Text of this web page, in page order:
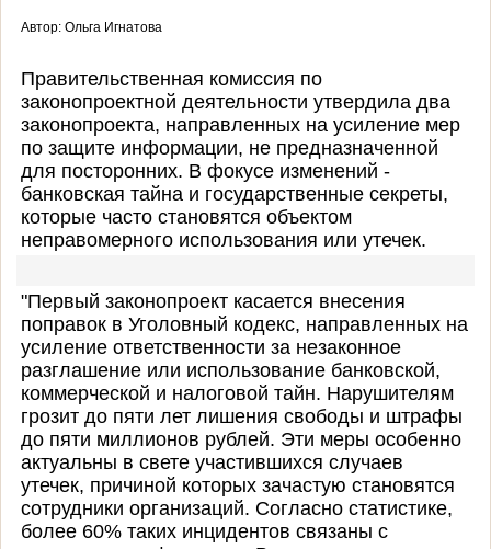
Автор: Ольга Игнатова
Правительственная комиссия по
законопроектной деятельности утвердила два
законопроекта, направленных на усиление мер
по защите информации, не предназначенной
для посторонних. В фокусе изменений -
банковская тайна и государственные секреты,
которые часто становятся объектом
неправомерного использования или утечек.
"Первый законопроект касается внесения
поправок в Уголовный кодекс, направленных на
усиление ответственности за незаконное
разглашение или использование банковской,
коммерческой и налоговой тайн. Нарушителям
грозит до пяти лет лишения свободы и штрафы
до пяти миллионов рублей. Эти меры особенно
актуальны в свете участившихся случаев
утечек, причиной которых зачастую становятся
сотрудники организаций. Согласно статистике,
более 60% таких инцидентов связаны с